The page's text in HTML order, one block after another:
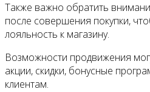
Также важно обратить
после совершения покупки,
лояльность к магазину.
Возможности продвижения
акции, скидки, бонусные
клиентам.